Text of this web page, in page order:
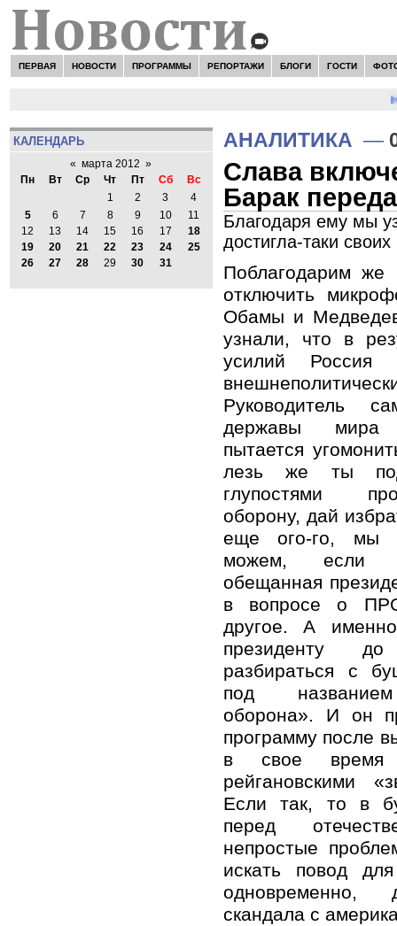
ПЕРВАЯ НОВОСТИ ПРОГРАММЫ РЕПОРТАЖИ БЛОГИ ГОСТИ
КАЛЕНДАРЬ
« марта 2012 »
Пн
Вт Ср Чт Пт Сб
Вс
1
2 3
4
5
6 7 8 9 10
11
12
13 14 15 16 17
18
19
20 21 22 23 24
25
26
27 28 29 30 31
АНАЛИТИКА —
Слава
Барак
Благодаря ему мы
достигла-таки
Поблагодарим же
отключить
Обамы и
узнали, что в
усилий Россия
Руководитель
державы мира
пытается
лезь же ты
глупостями
оборону, дай
еще ого-го, мы
можем, если
обещанная
в вопросе о
другое. А
президенту
разбираться с
под названием
оборона». И он
программу после
в свое
рейгановскими
Если так, то в
перед
непростые
искать повод
одновременно,
скандала с